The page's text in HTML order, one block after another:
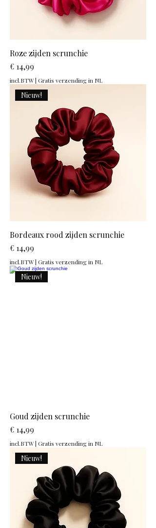
Roze zijden scrunchie
Prijs
€ 14,99
incl.BTW| Gratis verzending in NL
Nieuw!
Bordeaux rood zijden scrunchie
Prijs
€ 14,99
incl.BTW| Gratis verzending in NL
Nieuw!
Goud zijden scrunchie
Prijs
€ 14,99
incl.BTW| Gratis verzending in NL
Nieuw!